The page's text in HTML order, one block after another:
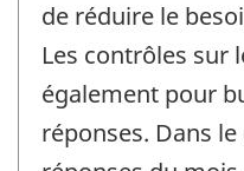
de réduire le
Les contrôles sur
également pour
réponses. Dans